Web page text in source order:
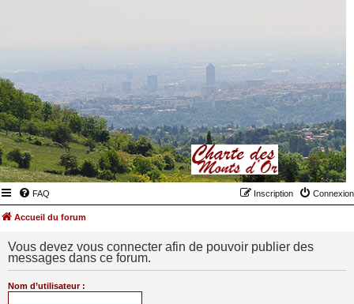
FAQ Connexion
Inscription
Accueil du forum
Vous devez vous connecter afin de pouvoir publier des
messages dans ce forum.
Nom d’utilisateur :